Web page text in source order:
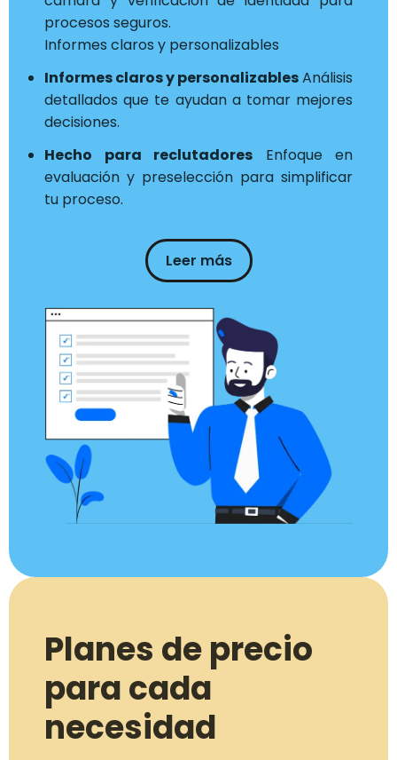
procesos seguros.
Informes claros y personalizables
Informes claros y personalizablesAnálisis
detallados que te ayudan a tomar mejores
decisiones.
Hecho para reclutadores Enfoque en
evaluación y preselección para simplificar
tu proceso.
Leer más
Planes de precio
para cada
necesidad